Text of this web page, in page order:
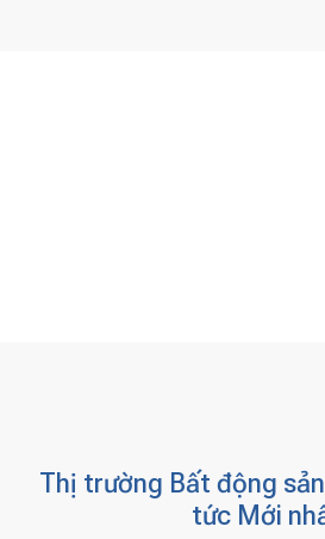
Thị trường Bất động
tức Mới